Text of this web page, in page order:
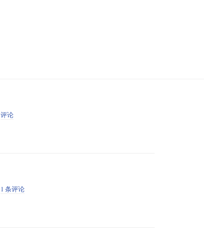
评论
1 条评论